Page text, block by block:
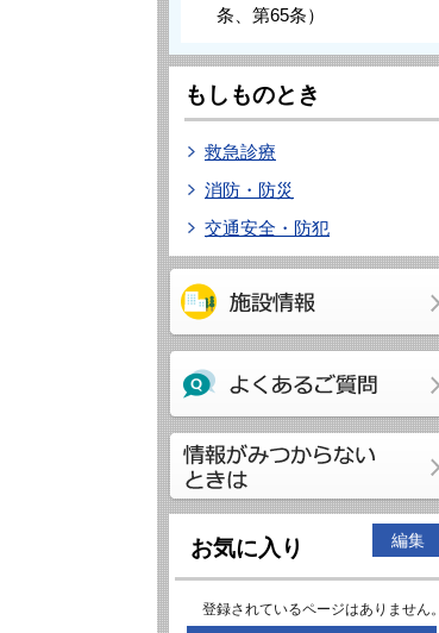
条、第65条）
もしものとき
救急診療
消防・防災
交通安全・防犯
お気に入り 編集
登録されているページはありません。